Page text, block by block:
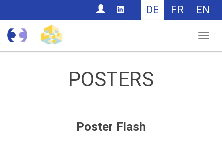
CONTACT DE FR EN
POSTERS
Poster Flash